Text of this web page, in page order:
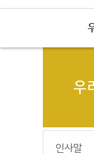
우
인사말